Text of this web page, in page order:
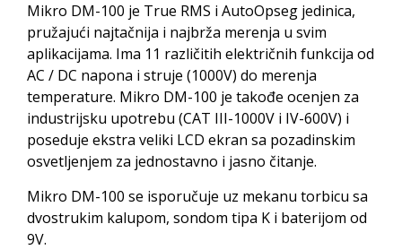
Mikro DM-100 je True RMS i AutoOpseg jedinica,
pružajući najtačnija i najbrža merenja u svim
aplikacijama. Ima 11 različitih električnih funkcija od
AC / DC napona i struje (1000V) do merenja
temperature. Mikro DM-100 je takođe ocenjen za
industrijsku upotrebu (CAT III-1000V i IV-600V) i
poseduje ekstra veliki LCD ekran sa pozadinskim
osvetljenjem za jednostavno i jasno čitanje.
Mikro DM-100 se isporučuje uz mekanu torbicu sa
dvostrukim kalupom, sondom tipa K i baterijom od
9V.